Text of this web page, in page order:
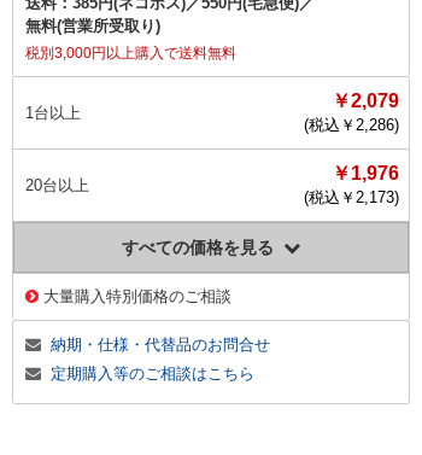
無料(営業所受取り)
税別3,000円以上購入で送料無料
1台以上
￥2,079
(税込￥ 2,286)
20台以上
￥1,976
(税込￥ 2,173)
すべての価格を見る
大量購入特別価格のご相談
納期・仕様・代替品のお問合せ
定期購入等のご相談はこちら